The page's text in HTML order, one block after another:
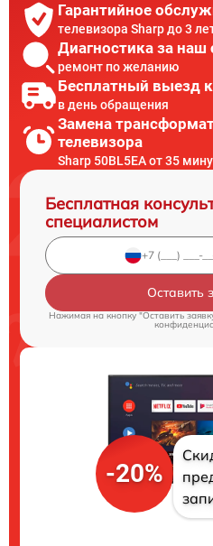
Гарантийное
телевизора Sharp до 3
Диагностика за наш
ремонт по желанию
Бесплатный выезд
в день обращения
Замена
телевизора
Sharp 50BL5EA от 35
Бесплатная
специалистом
Оставить
Нажимая на кнопку "Оставить
-20%